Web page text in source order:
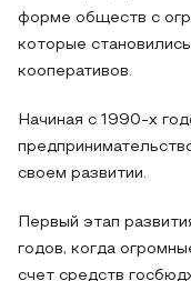
форме обществ с
которые
кооперативов.
Начиная с 1990-х
своем развитии.
Первый этап
годов, когда
счет средств